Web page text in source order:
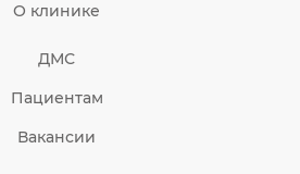
О клинике
ДМС
Пациентам
Вакансии